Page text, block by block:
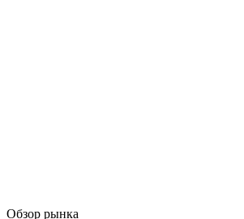
Обзор рынка